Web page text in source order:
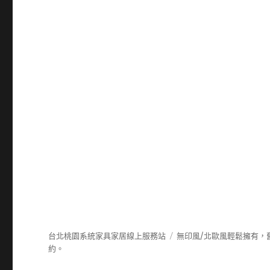
台北桃園系統家具家居線上服務站
無印風/北歐風輕鬆擁有，
約。